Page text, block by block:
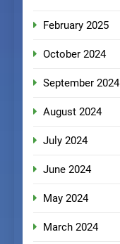
February 2025
October 2024
September 2024
August 2024
July 2024
June 2024
May 2024
March 2024